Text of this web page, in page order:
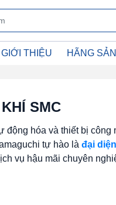
GIỚI THIỆU HÃNG
SMC
động hóa và thiết bị
tự hào là đại
vụ hậu mãi chuyên